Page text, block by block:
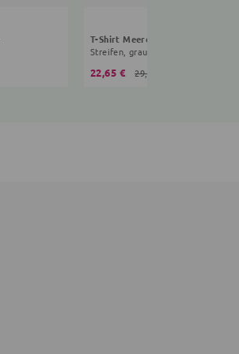
T-Shirt Meerestiere
Streifen, grau
22,65 € 29,99 €